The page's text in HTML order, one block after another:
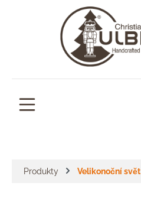
Produkty Velikonoční svět